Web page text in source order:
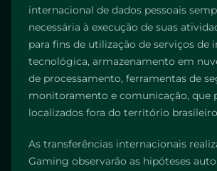
internacional de dados pessoais
necessária à execução de suas
para fins de utilização de serviços de
tecnológica, armazenamento em
de processamento, ferramentas de
monitoramento e comunicação, que
localizados fora do território
As transferências internacionais
Gaming observarão as hipóteses